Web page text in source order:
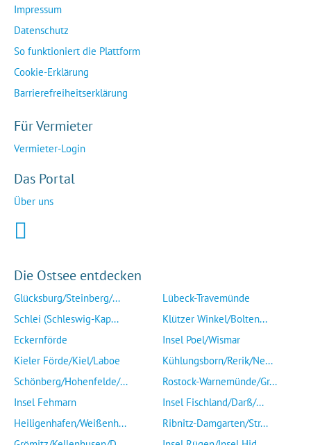
Impressum
Datenschutz
So funktioniert die Plattform
Cookie-Erklärung
Barrierefreiheitserklärung
Für Vermieter
Vermieter-Login
Das Portal
Über uns
Die Ostsee entdecken
Glücksburg/Steinberg/...
Schlei (Schleswig-Kap...
Eckernförde
Kieler Förde/Kiel/Laboe
Schönberg/Hohenfelde/...
Insel Fehmarn
Heiligenhafen/Weißenh...
Lübeck-Travemünde
Klützer Winkel/Bolten...
Insel Poel/Wismar
Kühlungsborn/Rerik/Ne...
Rostock-Warnemünde/Gr...
Insel Fischland/Darß/...
Ribnitz-Damgarten/Str...